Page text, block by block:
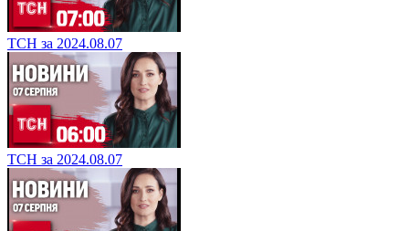
ТСН за 2024.08.07
ТСН за 2024.08.07